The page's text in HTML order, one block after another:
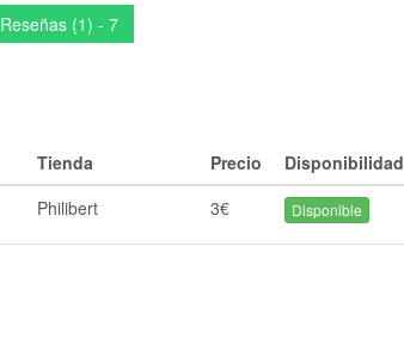
Reseñas (1) - 7
Tienda Precio
Disponibilidad
Philibert 3€ Disponible